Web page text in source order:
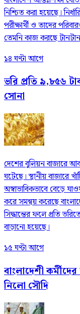
নিশ্চিত করা হয়েছে।
পরীক্ষার্থী ও তাদের
তেমনি কাজ করছে
১৪ ঘণ্টা আগে
ভরি প্রতি ৯,৮৫৬
সোনা
দেশের বুলিয়ন বাজারে
ঘটেছে। স্থানীয় বাজারে
অস্বাভাবিকভাবে বেড়ে
করে সমন্বয় করেছে
সিদ্ধান্তের ফলে প্রতি
বাড়ানো হয়েছে।
১৫ ঘণ্টা আগে
বাংলাদেশী
নিলো সৌদি